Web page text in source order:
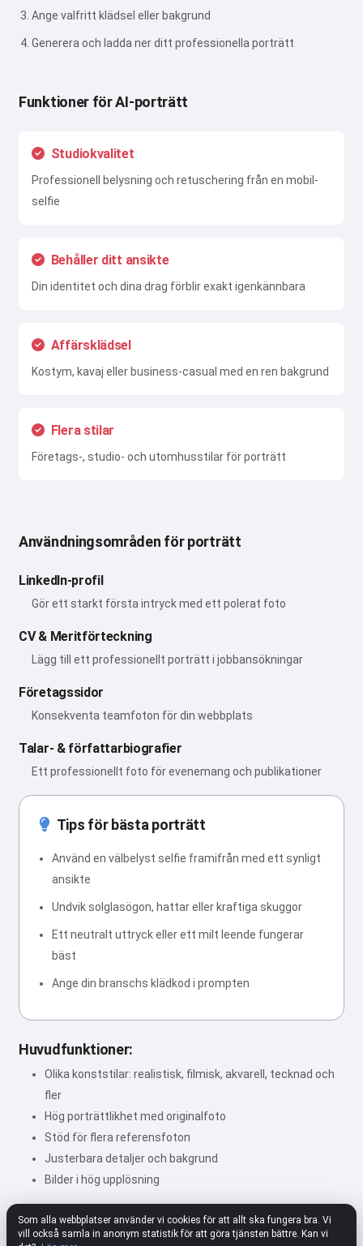
Ange valfritt klädsel eller bakgrund
Generera och ladda ner ditt professionella porträtt
Funktioner för AI-porträtt
Studiokvalitet
Professionell belysning och retuschering från en mobil-
selfie
Behåller ditt ansikte
Din identitet och dina drag förblir exakt igenkännbara
Affärsklädsel
Kostym, kavaj eller business-casual med en ren bakgrund
Flera stilar
Företags-, studio- och utomhusstilar för porträtt
Användningsområden för porträtt
LinkedIn-profil
Gör ett starkt första intryck med ett polerat foto
CV & Meritförteckning
Lägg till ett professionellt porträtt i jobbansökningar
Företagssidor
Konsekventa teamfoton för din webbplats
Talar- & författarbiografier
Ett professionellt foto för evenemang och publikationer
Tips för bästa porträtt
Använd en välbelyst selfie framifrån med ett synligt
ansikte
Undvik solglasögon, hattar eller kraftiga skuggor
Ett neutralt uttryck eller ett milt leende fungerar
bäst
Ange din branschs klädkod i prompten
Huvudfunktioner:
Olika konststilar: realistisk, filmisk, akvarell, tecknad och
fler
Hög porträttlikhet med originalfoto
Stöd för flera referensfoton
Justerbara detaljer och bakgrund
Bilder i hög upplösning
★★★★★4.80312 Inställningar Betygsätt
Som alla webbplatser använder vi cookies för att allt ska fungera bra. Vi
vill också samla in anonym statistik för att göra tjänsten bättre. Kan vi